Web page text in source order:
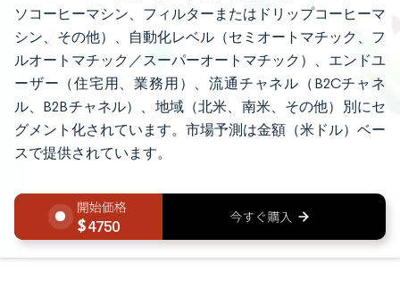
ソコーヒーマシン、フィルターまたはドリップコーヒーマ
シン、その他）、自動化レベル（セミオートマチック、フ
ルオートマチック／スーパーオートマチック）、エンドユ
ーザー（住宅用、業務用）、流通チャネル（B2Cチャネ
ル、B2Bチャネル）、地域（北米、南米、その他）別にセ
グメント化されています。市場予測は金額（米ドル）ベー
スで提供されています。
4750